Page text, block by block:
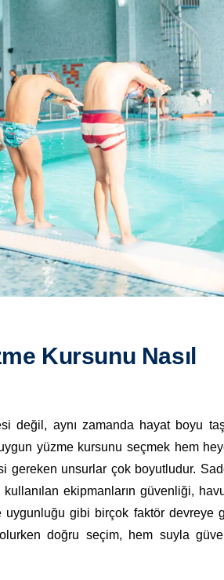
Kursunu Nasıl
değil, aynı zamanda hayat boyu
yüzme kursunu seçmek hem
gereken unsurlar çok boyutludur.
ekipmanların güvenliği,
uygunluğu gibi birçok faktör devreye
doğru seçim, hem suyla